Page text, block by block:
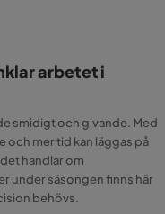
arbetet i
smidigt och givande. Med
och mer tid kan läggas på
handlar om
under säsongen finns här
behövs.